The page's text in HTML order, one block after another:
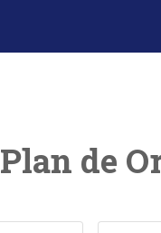
Plan de